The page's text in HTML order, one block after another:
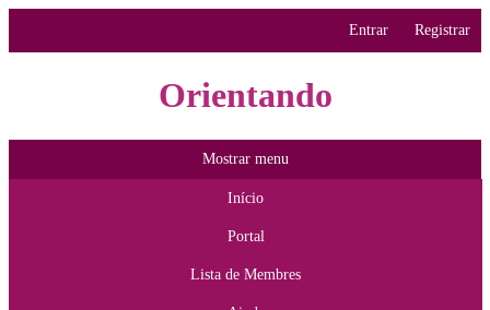
Entrar Registrar
Orientando
Mostrar menu
Início
Portal
Lista de Membres